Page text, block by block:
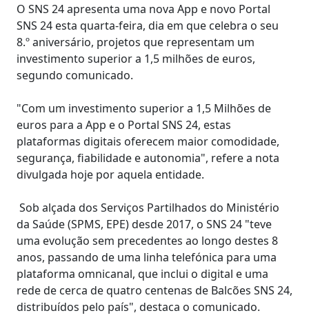
O SNS 24 apresenta uma nova App e novo Portal
SNS 24 esta quarta-feira, dia em que celebra o seu
8.º aniversário, projetos que representam um
investimento superior a 1,5 milhões de euros,
segundo comunicado.
"Com um investimento superior a 1,5 Milhões de
euros para a App e o Portal SNS 24, estas
plataformas digitais oferecem maior comodidade,
segurança, fiabilidade e autonomia", refere a nota
divulgada hoje por aquela entidade.
Sob alçada dos Serviços Partilhados do Ministério
da Saúde (SPMS, EPE) desde 2017, o SNS 24 "teve
uma evolução sem precedentes ao longo destes 8
anos, passando de uma linha telefónica para uma
plataforma omnicanal, que inclui o digital e uma
rede de cerca de quatro centenas de Balcões SNS 24,
distribuídos pelo país", destaca o comunicado.